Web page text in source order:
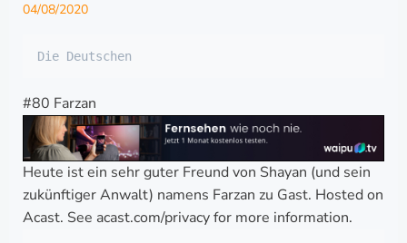
04/08/2020
Die Deutschen
#80 Farzan
Heute ist ein sehr guter Freund von Shayan (und sein
zukünftiger Anwalt) namens Farzan zu Gast. Hosted on
Acast. See acast.com/privacy for more information.